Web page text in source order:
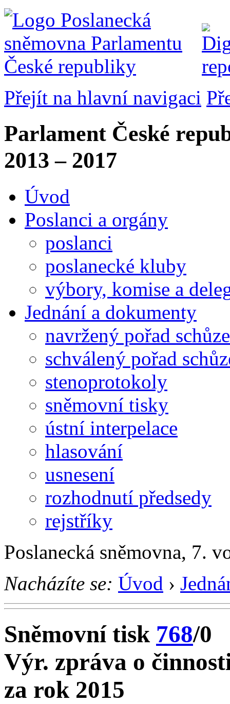
Přejít na hlavní navigaci
Parlament České
2013 – 2017
Úvod
Poslanci a orgány
poslanci
poslanecké kluby
výbory, komise a
Jednání a dokumenty
navržený pořad schůze
schválený pořad
stenoprotokoly
sněmovní tisky
ústní interpelace
hlasování
usnesení
rozhodnutí předsedy
rejstříky
Poslanecká sněmovna, 7.
Nacházíte se: Úvod ›
Sněmovní tisk 768/0
Výr. zpráva o
za rok 2015